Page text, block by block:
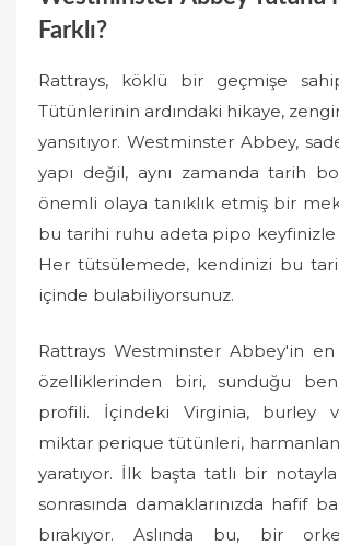
Farklı?
Rattrays, köklü bir geçmişe
Tütünlerinin ardındaki hikaye,
yansıtıyor. Westminster Abbey,
yapı değil, aynı zamanda tarih
önemli olaya tanıklık etmiş bir
bu tarihi ruhu adeta pipo
Her tütsülemede, kendinizi bu
içinde bulabiliyorsunuz.
Rattrays Westminster Abbey'in
özelliklerinden biri, sunduğu
profili. İçindeki Virginia, burley
miktar perique tütünleri,
yaratıyor. İlk başta tatlı bir notayla
sonrasında damaklarınızda hafif
bırakıyor. Aslında bu, bir